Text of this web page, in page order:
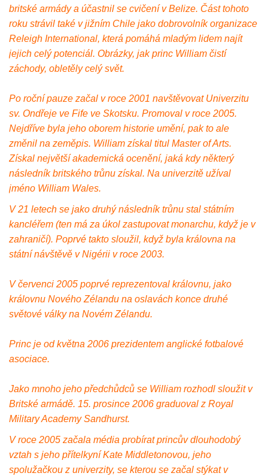
britské armády a účastnil se cvičení v Belize. Část tohoto
roku strávil také v jižním Chile jako dobrovolník organizace
Releigh International, která pomáhá mladým lidem najít
jejich celý potenciál. Obrázky, jak princ William čistí
záchody, obletěly celý svět.
Po roční pauze začal v roce 2001 navštěvovat Univerzitu
sv. Ondřeje ve Fife ve Skotsku. Promoval v roce 2005.
Nejdříve byla jeho oborem historie umění, pak to ale
změnil na zeměpis. William získal titul Master of Arts.
Získal největší akademická ocenění, jaká kdy některý
následník britského trůnu získal. Na univerzitě užíval
jméno William Wales.
V 21 letech se jako druhý následník trůnu stal státním
kancléřem (ten má za úkol zastupovat monarchu, když je v
zahraničí). Poprvé takto sloužil, když byla královna na
státní návštěvě v Nigérii v roce 2003.
V červenci 2005 poprvé reprezentoval královnu, jako
královnu Nového Zélandu na oslavách konce druhé
světové války na Novém Zélandu.
Princ je od května 2006 prezidentem anglické fotbalové
asociace.
Jako mnoho jeho předchůdců se William rozhodl sloužit v
Britské armádě. 15. prosince 2006 graduoval z Royal
Military Academy Sandhurst.
V roce 2005 začala média probírat princův dlouhodobý
vztah s jeho přítelkyní Kate Middletonovou, jeho
spolužačkou z univerzity, se kterou se začal stýkat v